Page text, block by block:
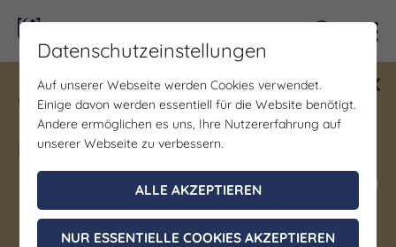
Gewinne ein Blind Date mit Saale-
Unstrut! Teilnahme vom 1.7. - 18.12.
möglich.
Jetzt mitmachen
Datenschutzeinstellungen
Auf unserer Webseite werden Cookies verwendet.
Einige davon werden essentiell für die Website benötigt.
Andere ermöglichen es uns, Ihre Nutzererfahrung auf
unserer Webseite zu verbessern.
ALLE AKZEPTIEREN
NUR ESSENTIELLE COOKIES AKZEPTIEREN